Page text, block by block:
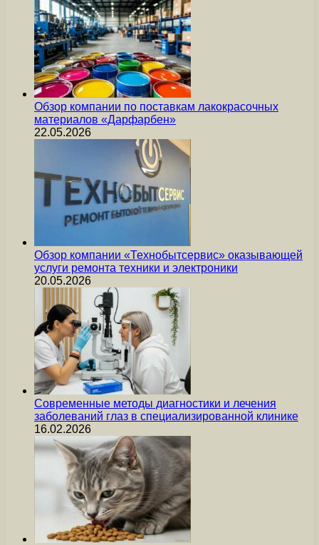
Обзор компании по поставкам лакокрасочных
материалов «Дарфарбен»
22.05.2026
Обзор компании «Технобытсервис» оказывающей
услуги ремонта техники и электроники
20.05.2026
Современные методы диагностики и лечения
заболеваний глаз в специализированной клинике
16.02.2026